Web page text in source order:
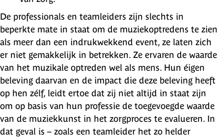
De professionals en teamleiders zijn slechts in
beperkte mate in staat om de muziekoptredens te zien
als meer dan een indrukwekkend event, ze laten zich
er niet gemakkelijk in betrekken. Ze ervaren de waarde
van het muzikale optreden wel als mens. Hun éigen
beleving daarvan en de impact die deze beleving heeft
op hen zélf, leidt ertoe dat zij niet altijd in staat zijn
om op basis van hun professie de toegevoegde waarde
van de muziekkunst in het zorgproces te evalueren. In
dat geval is – zoals een teamleider het zo helder